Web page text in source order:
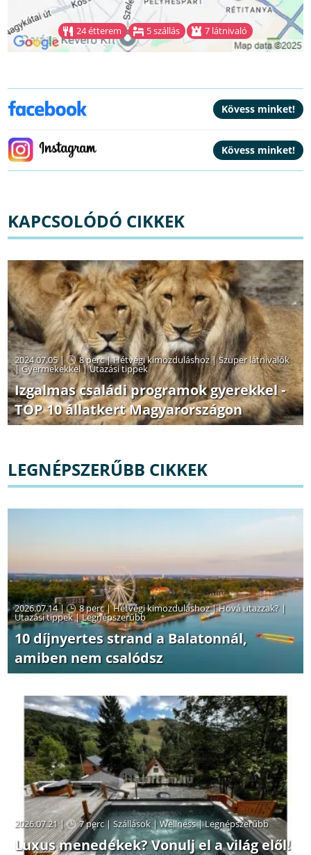
24 étterem 5 szállás 7 látnivaló
KAPCSOLÓDÓ CIKKEK
2024.07.05 | 8 perc|Hétvégi kimozduláshoz|Szuper látnivalók
|Gyermekekkel|Utazási tippek
Izgalmas családi programok gyerekkel -
TOP 10 állatkert Magyarországon
LEGNÉPSZERŰBB CIKKEK
2026.07.14 | 8 perc|Hétvégi kimozduláshoz|Hová utazzak? |
Utazási tippek|Legnépszerűbb
10 díjnyertes strand a Balatonnál,
amiben nem csalódsz
2026.07.21 | 7 perc|Szállások|Wellness|Legnépszerűbb
Luxus menedékek? Vonulj el a világ elől!